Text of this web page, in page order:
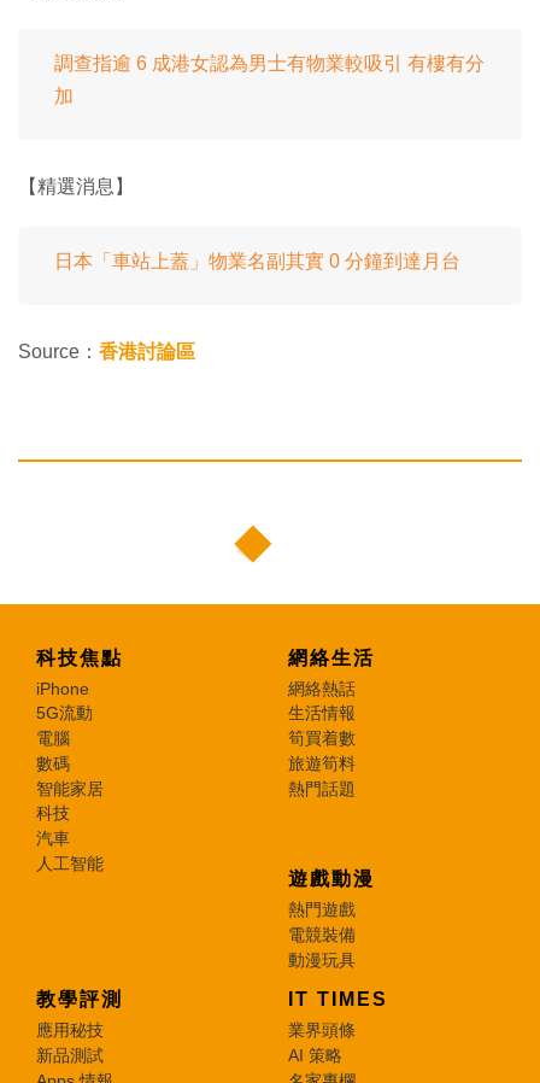
調查指逾 6 成港女認為男士有物業較吸引 有樓有分
加
【精選消息】
日本「車站上蓋」物業名副其實 0 分鐘到達月台
Source： 香港討論區
科技焦點
iPhone
5G流動
電腦
數碼
智能家居
科技
汽車
人工智能
網絡生活
網絡熱話
生活情報
筍買着數
旅遊筍料
熱門話題
遊戲動漫
熱門遊戲
電競裝備
動漫玩具
教學評測
應用秘技
新品測試
IT TIMES
業界頭條
AI 策略